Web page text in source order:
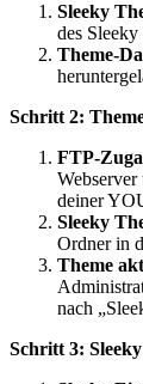
Sleeky
des Sleeky
Theme-
Schritt 2:
FTP-
deiner
Sleeky
Ordner in
Theme
nach
Schritt 3: